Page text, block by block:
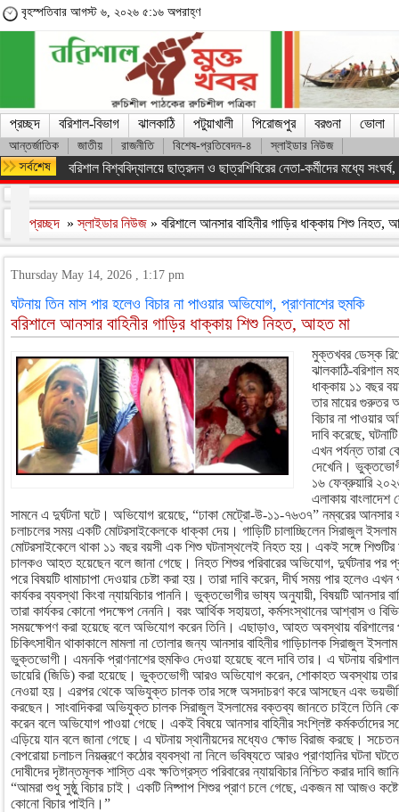
বৃহস্পতিবার আগস্ট ৬, ২০২৬ ৫:১৬ অপরাহ্ণ
প্রচ্ছদ বরিশাল-বিভাগ ঝালকাঠি পটুয়াখালী পিরোজপুর বরগুনা ভোলা
আন্তর্জাতিক জাতীয় রাজনীতি বিশেষ-প্রতিবেদন-৪ স্লাইডার নিউজ
অসংখ্য শহিদের রক্তের বিনিময়ে ফ্যাসিস্ট সরকারকে হটানো সম্ভব হয়েছে :
প্রচ্ছদ »স্লাইডার নিউজ » বরিশালে আনসার বাহিনীর গাড়ির ধাক্কায় শিশু নিহত,
Thursday May 14, 2026 , 1:17 pm
ঘটনায় তিন মাস পার হলেও বিচার না পাওয়ার অভিযোগ, প্রাণনাশের হুমকি
বরিশালে আনসার বাহিনীর গাড়ির ধাক্কায় শিশু নিহত, আহত মা
মুক্তখবর ডেস্ক
ঝালকাঠি-বরিশাল
ধাক্কায় ১১ বছর
তার মায়ের গুরুতর
বিচার না পাওয়ার
দাবি করেছে,
এখন পর্যন্ত তারা
দেখেনি।
১৬ ফেব্রুয়ারি
এলাকায় বাংলাদেশ
সামনে এ দুর্ঘটনা ঘটে। অভিযোগ রয়েছে, “ঢাকা মেট্রো-উ-১১-৭৬৩৭” নম্বরের আনসার
চলাচলের সময় একটি মোটরসাইকেলকে ধাক্কা দেয়। গাড়িটি চালাচ্ছিলেন সিরাজুল
মোটরসাইকেলে থাকা ১১ বছর বয়সী এক শিশু ঘটনাস্থলেই নিহত হয়। একই সঙ্গে
চালকও আহত হয়েছেন বলে জানা গেছে। নিহত শিশুর পরিবারের অভিযোগ, দুর্ঘটনার পর
পরে বিষয়টি ধামাচাপা দেওয়ার চেষ্টা করা হয়। তারা দাবি করেন, দীর্ঘ সময় পার হলেও
কার্যকর ব্যবস্থা কিংবা ন্যায়বিচার পাননি। ভুক্তভোগীর ভাষ্য অনুযায়ী, বিষয়টি আনসার
তারা কার্যকর কোনো পদক্ষেপ নেননি। বরং আর্থিক সহায়তা, কর্মসংস্থানের আশ্বাস ও
সময়ক্ষেপণ করা হয়েছে বলে অভিযোগ করেন তিনি। এছাড়াও, আহত অবস্থায় বরিশালের
চিকিৎসাধীন থাকাকালে মামলা না তোলার জন্য আনসার বাহিনীর গাড়িচালক সিরাজুল
ভুক্তভোগী। এমনকি প্রাণনাশের হুমকিও দেওয়া হয়েছে বলে দাবি তার। এ ঘটনায়
ডায়েরি (জিডি) করা হয়েছে। ভুক্তভোগী আরও অভিযোগ করেন, শোকাহত অবস্থায় তার
নেওয়া হয়। এরপর থেকে অভিযুক্ত চালক তার সঙ্গে অসদাচরণ করে আসছেন এবং ভয়ভীতি
করছেন। সাংবাদিকরা অভিযুক্ত চালক সিরাজুল ইসলামের বক্তব্য জানতে চাইলে তিনি
করেন বলে অভিযোগ পাওয়া গেছে। একই বিষয়ে আনসার বাহিনীর সংশ্লিষ্ট কর্মকর্তাদের
এড়িয়ে যান বলে জানা গেছে। এ ঘটনায় স্থানীয়দের মধ্যেও ক্ষোভ বিরাজ করছে। সচেতন
বেপরোয়া চলাচল নিয়ন্ত্রণে কঠোর ব্যবস্থা না নিলে ভবিষ্যতে আরও প্রাণহানির ঘটনা
দোষীদের দৃষ্টান্তমূলক শাস্তি এবং ক্ষতিগ্রস্ত পরিবারের ন্যায়বিচার নিশ্চিত করার দাবি
“আমরা শুধু সুষ্ঠু বিচার চাই। একটি নিষ্পাপ শিশুর প্রাণ চলে গেছে, একজন মা আজও
কোনো বিচার পাইনি।”